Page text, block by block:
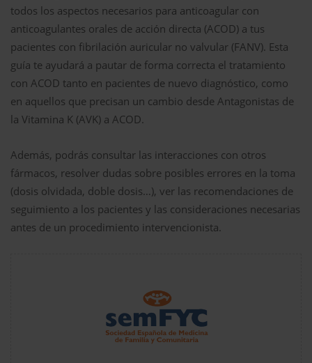
todos los aspectos necesarios para anticoagular con
anticoagulantes orales de acción directa (ACOD) a tus
pacientes con fibrilación auricular no valvular (FANV). Esta
guía te ayudará a pautar de forma correcta el tratamiento
con ACOD tanto en pacientes de nuevo diagnóstico, como
en aquellos que precisan un cambio desde Antagonistas de
la Vitamina K (AVK) a ACOD.
Además, podrás consultar las interacciones con otros
fármacos, resolver dudas sobre posibles errores en la toma
(dosis olvidada, doble dosis…), ver las recomendaciones de
seguimiento a los pacientes y las consideraciones necesarias
antes de un procedimiento intervencionista.